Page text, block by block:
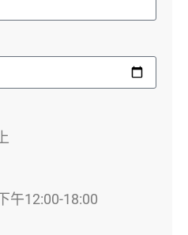
午12:00-18:00